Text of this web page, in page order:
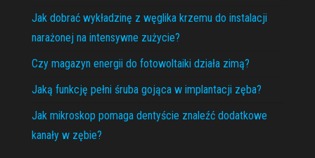
Jak dobrać wykładzinę z węglika krzemu do instalacji
narażonej na intensywne zużycie?
Czy magazyn energii do fotowoltaiki działa zimą?
Jaką funkcję pełni śruba gojąca w implantacji zęba?
Jak mikroskop pomaga dentyście znaleźć dodatkowe
kanały w zębie?